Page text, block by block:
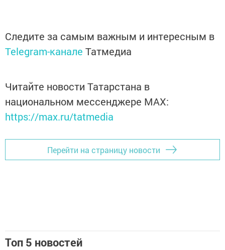
Следите за самым важным и интересным в
Telegram-канале Татмедиа
Читайте новости Татарстана в
национальном мессенджере MАХ:
https://max.ru/tatmedia
Перейти на страницу новости
Топ 5 новостей